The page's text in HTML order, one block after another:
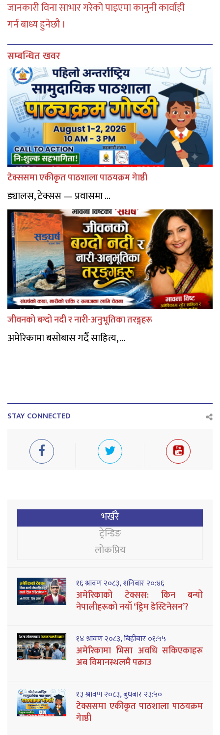
जानकारी विना साभार गरेको पाइएमा कानुनी कार्वाही
गर्न बाध्य हुनेछौ ।
सम्बन्धित खवर
टेक्ससमा एकीकृत पाठशाला पाठयक्रम गेाष्ठी
ड्यालस, टेक्सस — प्रवासमा ...
जीवनको बग्दो नदी र नारी-अनुभूतिका तरङ्गहरू
अमेरिकामा बसोबास गर्दै साहित्य, ...
STAY CONNECTED
भर्खरै
ट्रेन्डिङ
लोकप्रिय
१६ श्रावण २०८३, शनिबार २०:४६
अमेरिकाको टेक्सस: किन बन्यो
नेपालीहरूको नयाँ ‘ड्रिम डेस्टिनेसन’?
१४ श्रावण २०८३, बिहीबार ०१:५५
अमेरिकामा भिसा अवधि सकिएकाहरू
अब विमानस्थलमै पक्राउ
१३ श्रावण २०८३, बुधबार २३:५०
टेक्ससमा एकीकृत पाठशाला पाठयक्रम
गेाष्ठी